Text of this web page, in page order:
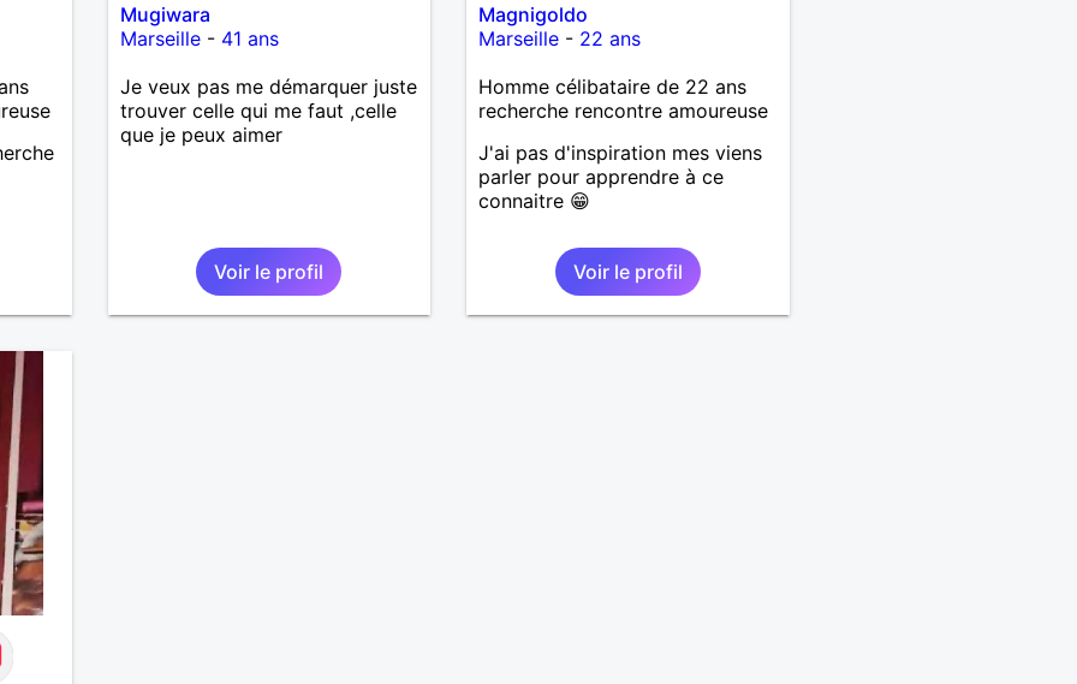
Mugiwara
Marseille- 41 ans
Je veux pas me démarquer juste
trouver celle qui me faut ,celle
que je peux aimer
Voir le profil
Magnigoldo
Marseille - 22 ans
Homme célibataire de 22 ans
recherche rencontre amoureuse
J'ai pas d'inspiration mes viens
parler pour apprendre à ce
connaitre 😁
Voir le profil